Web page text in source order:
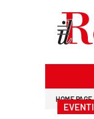
HOME PAGE
EVENTI